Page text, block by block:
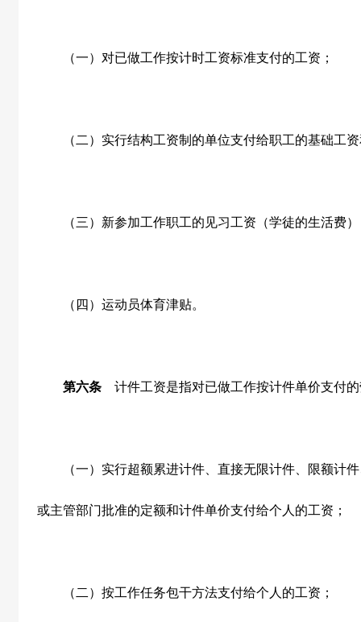
（一）对已做工作按计时工资标准支付的工资；
（二）实行结构工资制的单位支付给职工的基础工资
（三）新参加工作职工的见习工资（学徒的生活费）
（四）运动员体育津贴。
第六条 计件工资是指对已做工作按计件单价支付
（一）实行超额累进计件、直接无限计件、限额计件
或主管部门批准的定额和计件单价支付给个人的工资；
（二）按工作任务包干方法支付给个人的工资；